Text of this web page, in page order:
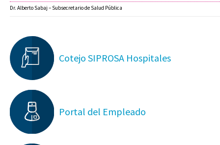
Dr. Alberto Sabaj – Subsecretario de Salud Pública
Cotejo SIPROSA Hospitales
Portal del Empleado